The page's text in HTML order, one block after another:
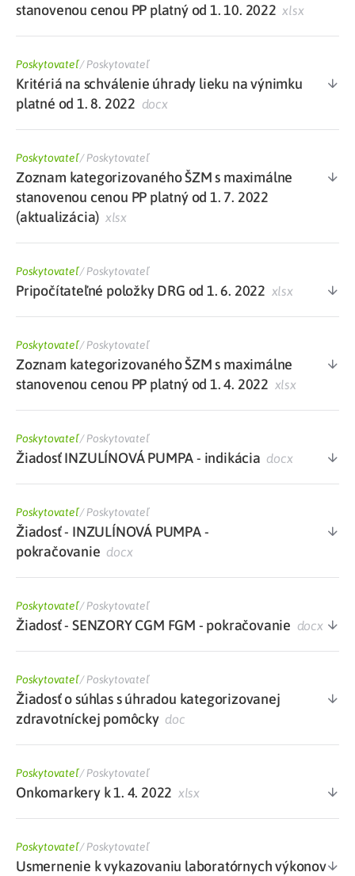
stanovenou cenou PP platný od 1. 10. 2022 xlsx
Poskytovateľ/Poskytovateľ
Kritériá na schválenie úhrady lieku na výnimku
platné od 1. 8. 2022 docx
Poskytovateľ/Poskytovateľ
Zoznam kategorizovaného ŠZM s maximálne
stanovenou cenou PP platný od 1. 7. 2022
(aktualizácia) xlsx
Poskytovateľ/Poskytovateľ
Pripočítateľné položky DRG od 1. 6. 2022 xlsx
Poskytovateľ/Poskytovateľ
Zoznam kategorizovaného ŠZM s maximálne
stanovenou cenou PP platný od 1. 4. 2022 xlsx
Poskytovateľ/Poskytovateľ
Žiadosť INZULÍNOVÁ PUMPA - indikácia docx
Poskytovateľ/Poskytovateľ
Žiadosť - INZULÍNOVÁ PUMPA -
pokračovanie docx
Poskytovateľ/Poskytovateľ
Žiadosť - SENZORY CGM FGM - pokračovanie docx
Poskytovateľ/Poskytovateľ
Žiadosť o súhlas s úhradou kategorizovanej
zdravotníckej pomôckydoc
Poskytovateľ/Poskytovateľ
Onkomarkery k 1. 4. 2022 xlsx
Poskytovateľ/Poskytovateľ
Usmernenie k vykazovaniu laboratórnych výkonov